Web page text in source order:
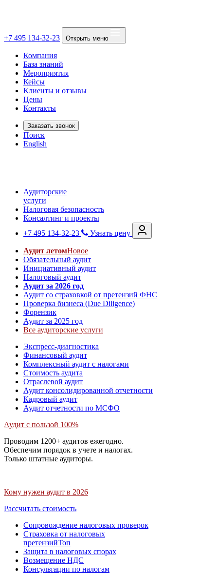
+7 495 134-32-23 Открыть меню
Компания
База знаний
Мероприятия
Кейсы
Клиенты и отзывы
Цены
Контакты
Заказать звонок
Поиск
English
Аудиторские
услуги
Налоговая безопасность
Консалтинг и проекты
+7 495 134-32-23
Узнать цену
Аудит летомНовое
Обязательный аудит
Инициативный аудит
Налоговый аудит
Аудит за 2026 год
Аудит со страховкой от претензий ФНС
Проверка бизнеса (Due Diligence)
Форензик
Аудит за 2025 год
Все аудиторские услуги
Экспресс-диагностика
Финансовый аудит
Комплексный аудит с налогами
Стоимость аудита
Отраслевой аудит
Аудит консолидированной отчетности
Кадровый аудит
Аудит отчетности по МСФО
Аудит с пользой 100%
Проводим 1200+ аудитов ежегодно.
Обеспечим порядок в учете и налогах.
Только штатные аудиторы.
Кому нужен аудит в 2026
Рассчитать стоимость
Сопровождение налоговых проверок
Страховка от налоговых
претензийТоп
Защита в налоговых спорах
Возмещение НДС
Консультации по налогам